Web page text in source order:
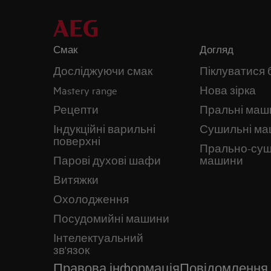
Смак
Досліджуючи смак
Mastery range
Рецепти
Індукційні варильні
поверхні
Парові духові шафи
Витяжки
Охолодження
Посудомийні машини
Інтелектуальний
зв'язок
Догляд
Піклуватися
Нова зірка
Пральні
Сушильні
Прально-
машини
Правова інформація